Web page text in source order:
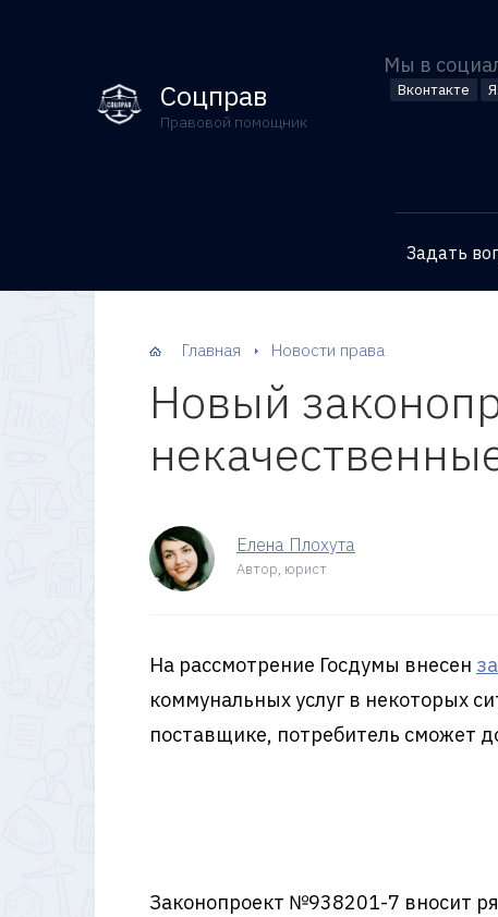
Соцправ
Правовой помощник
Мы в
Вконтакте
Задать
Главная Новости права
Новый
Елена Плохута
Автор, юрист
На рассмотрение Госдумы внесен
коммунальных услуг в некоторых
поставщике, потребитель сможет
Законопроект №938201-7 вносит